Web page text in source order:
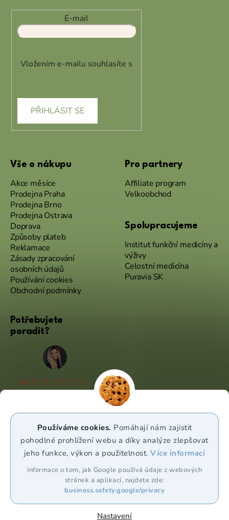
Používáme cookies. Pomáhají nám zajistit
pohodlné prohlížení webu a díky analýze zlepšovat
jeho funkce, výkon a použitelnost.Více informací
Informace o tom, jak Google používá údaje z webových
stránek a aplikací, najdete zde:
business.safety.google/privacy
Nastavení
E-mail
Vložením e-mailu souhlasíte s
PŘIHLÁSIT SE
Vše o nákupu
Akce měsíce
Prodejna Praha
Prodejna Brno
Prodejna Ostrava
Doprava
Způsoby plateb
Reklamace
Zásady zpracování
osobních údajů
Používání cookies
Obchodní podmínky
Pro partnery
Affiliate program
Velkoobchod
Spolupracujeme
Institut funkční medicíny a
výživy
Celostní medicína
Puravia SK
Potřebujete
poradit?
+420 227 072 207
(Po - Pá 9:00 - 17:00)
WhatsApp